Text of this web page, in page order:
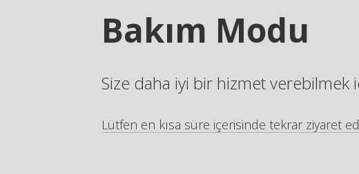
Bakım Modu
Size daha iyi bir hizmet verebilmek
Lütfen en kısa süre içerisinde tekrar ziyaret